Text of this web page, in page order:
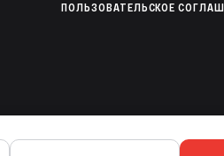
ПОЛЬЗОВАТЕЛЬСКОЕ
МОБИЛЬНЫЕ ПРИЛОЖЕНИЯ